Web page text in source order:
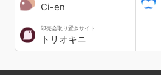
Ci-en
即売会取り置きサイト
トリオキニ